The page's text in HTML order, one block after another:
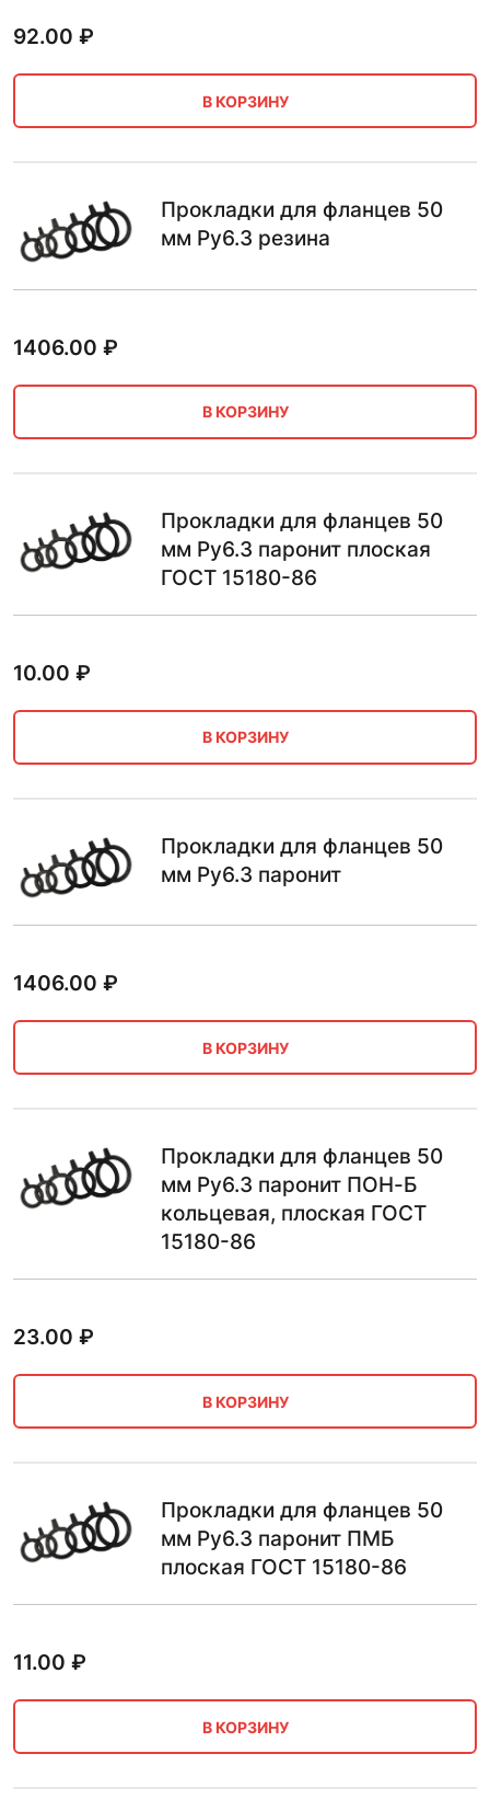
92.00 ₽
В КОРЗИНУ
Прокладки для фланцев 50
мм Ру6.3 резина
1406.00 ₽
В КОРЗИНУ
Прокладки для фланцев 50
мм Ру6.3 паронит плоская
ГОСТ 15180-86
10.00 ₽
В КОРЗИНУ
Прокладки для фланцев 50
мм Ру6.3 паронит
1406.00 ₽
В КОРЗИНУ
Прокладки для фланцев 50
мм Ру6.3 паронит ПОН-Б
кольцевая, плоская ГОСТ
15180-86
23.00 ₽
В КОРЗИНУ
Прокладки для фланцев 50
мм Ру6.3 паронит ПМБ
плоская ГОСТ 15180-86
11.00 ₽
В КОРЗИНУ